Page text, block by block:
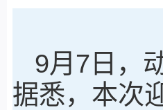
9月7日，
据悉，本次